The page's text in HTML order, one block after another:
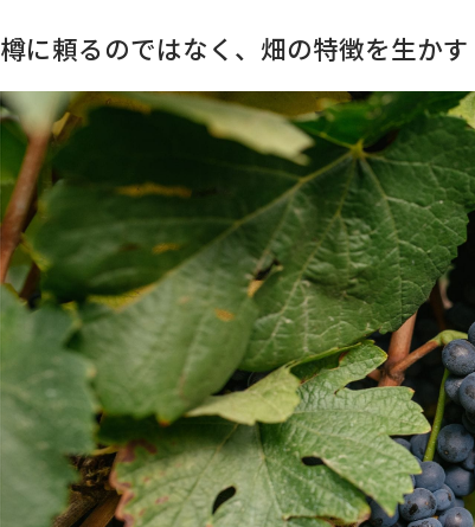
樽に頼るのではなく、畑の特徴を生かす